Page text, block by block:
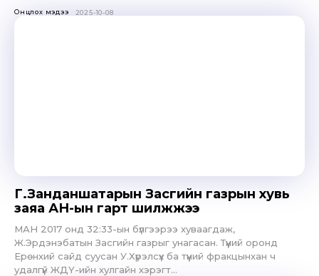
Онцлох мэдээ 2025-10-08
Г.Занданшатарын Засгийн газрын хувь
заяа АН-ын гарт шилжжээ
МАН 2017 онд 32:33-ын бүлгээрээ хуваагдаж,
Ж.Эрдэнэбатын Засгийн газрыг унагасан. Түүний оронд
Ерөнхий сайд суусан У.Хүрэлсүх ба түүний фракцынхан ч
удалгүй ЖДҮ-ийн хулгайн хэрэгт...